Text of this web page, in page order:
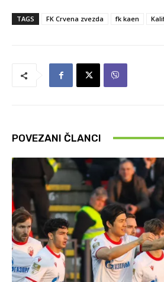
TAGS FK Crvena zvezda fk kaen
POVEZANI ČLANCI